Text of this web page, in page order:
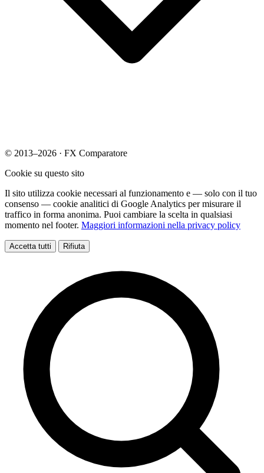
© 2013–2026 · FX Comparatore
Cookie su questo sito
Il sito utilizza cookie necessari al funzionamento e — solo con il tuo
consenso — cookie analitici di Google Analytics per misurare il
traffico in forma anonima. Puoi cambiare la scelta in qualsiasi
momento nel footer. Maggiori informazioni nella privacy policy
Accetta tutti Rifiuta